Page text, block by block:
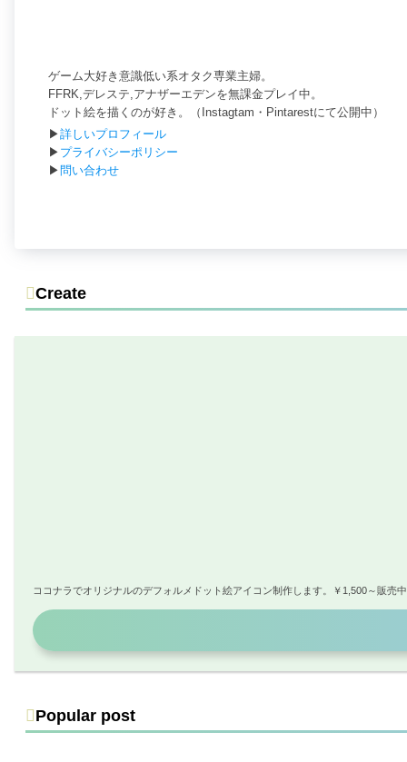
ゲーム大好き意識低い系オタク専業主婦。
FFRK,デレステ,アナザーエデンを無課金プレイ中。
ドット絵を描くのが好き。（Instagtam・Pintarestにて公開中）
▶詳しいプロフィール
▶ プライバシーポリシー
▶ 問い合わせ
Create
ココナラでオリジナルのデフォルメドット絵アイコン制作します。￥1,500～販売
Popular post